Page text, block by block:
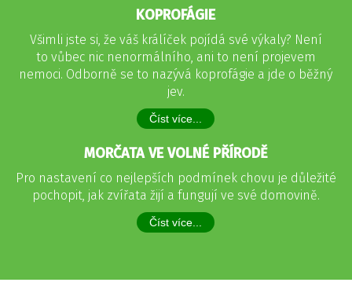
KOPROFÁGIE
Všimli jste si, že váš králíček pojídá své výkaly? Není
to vůbec nic nenormálního, ani to není projevem
nemoci. Odborně se to nazývá koprofágie a jde o běžný
jev.
Číst více...
MORČATA VE VOLNÉ PŘÍRODĚ
Pro nastavení co nejlepších podmínek chovu je důležité
pochopit, jak zvířata žijí a fungují ve své domovině.
Číst více...